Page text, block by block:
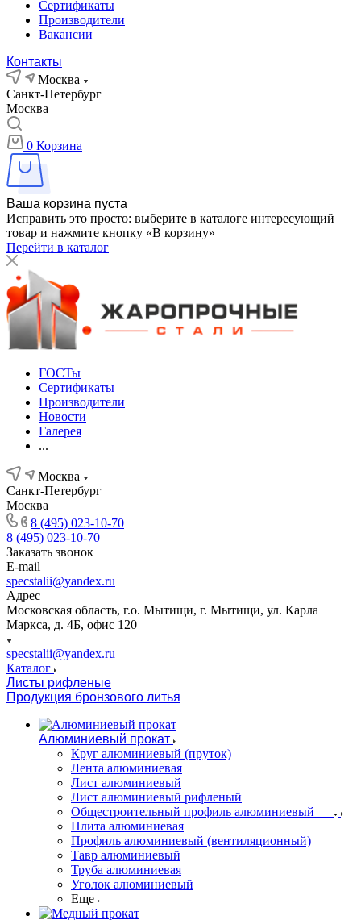
Сертификаты
Производители
Вакансии
Контакты
Москва
Санкт-Петербург
Москва
0 Корзина
Ваша корзина пуста
Исправить это просто: выберите в каталоге интересующий
товар и нажмите кнопку «В корзину»
Перейти в каталог
ГОСТы
Сертификаты
Производители
Новости
Галерея
...
Москва
Санкт-Петербург
Москва
8 (495) 023-10-70
8 (495) 023-10-70
Заказать звонок
E-mail
specstalii@yandex.ru
Адрес
Московская область, г.о. Мытищи, г. Мытищи, ул. Карла
Маркса, д. 4Б, офис 120
specstalii@yandex.ru
Каталог
Листы рифленые
Продукция бронзового литья
Алюминиевый прокат
Круг алюминиевый (пруток)
Лента алюминиевая
Лист алюминиевый
Лист алюминиевый рифленый
Общестроительный профиль алюминиевый
Плита алюминиевая
Профиль алюминиевый (вентиляционный)
Тавр алюминиевый
Труба алюминиевая
Уголок алюминиевый
Еще